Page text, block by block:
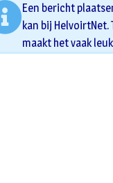
Een bericht
kan bij
maakt het vaak